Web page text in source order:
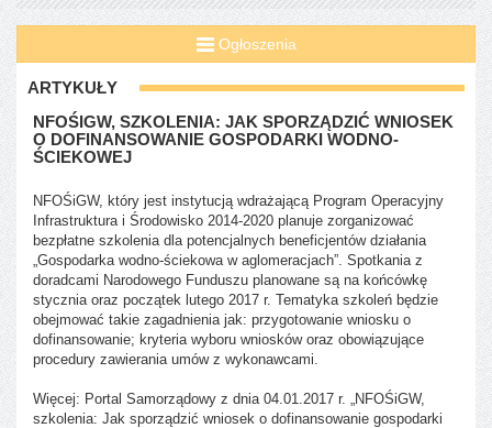
Ogłoszenia
ARTYKUŁY
NFOŚIGW, SZKOLENIA: JAK SPORZĄDZIĆ WNIOSEK
O DOFINANSOWANIE GOSPODARKI WODNO-
ŚCIEKOWEJ
NFOŚiGW, który jest instytucją wdrażającą Program Operacyjny
Infrastruktura i Środowisko 2014-2020 planuje zorganizować
bezpłatne szkolenia dla potencjalnych beneficjentów działania
„Gospodarka wodno-ściekowa w aglomeracjach”. Spotkania z
doradcami Narodowego Funduszu planowane są na końcówkę
stycznia oraz początek lutego 2017 r. Tematyka szkoleń będzie
obejmować takie zagadnienia jak: przygotowanie wniosku o
dofinansowanie; kryteria wyboru wniosków oraz obowiązujące
procedury zawierania umów z wykonawcami.
Więcej: Portal Samorządowy z dnia 04.01.2017 r. „NFOŚiGW,
szkolenia: Jak sporządzić wniosek o dofinansowanie gospodarki